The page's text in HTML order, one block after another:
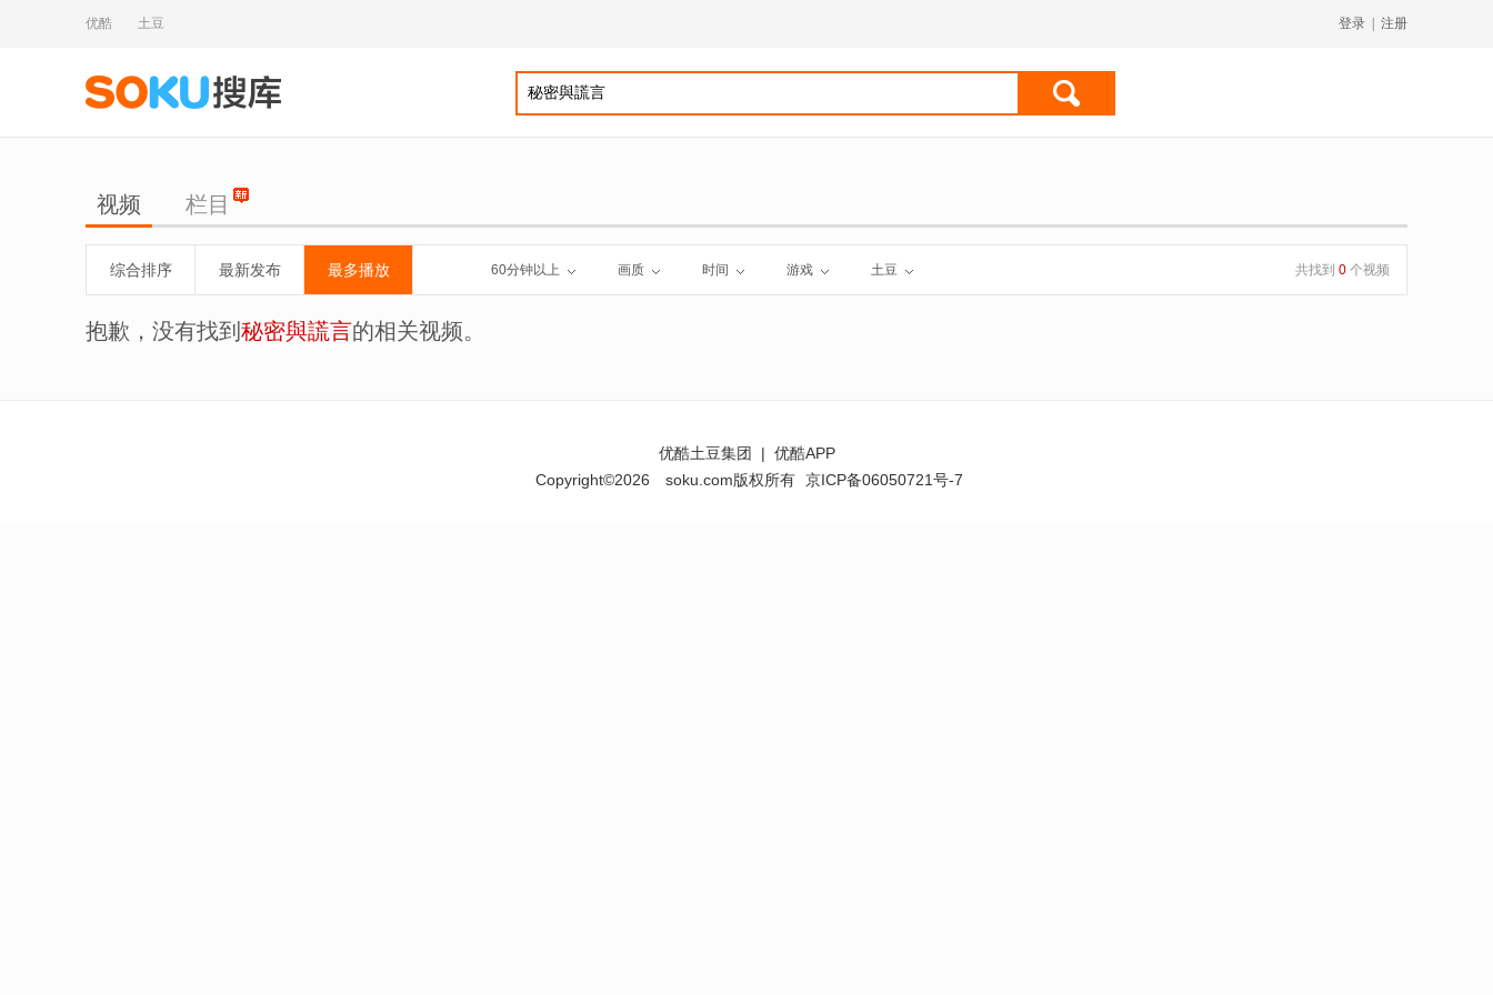
优酷 土豆 登录 注册
视频 栏目
综合排序 最新发布 最多播放 60分钟以上 画质 时间 游戏 土豆 共找到 0 个视频
抱歉，没有找到 秘密與謊言的相关视频。
优酷土豆集团 | 优酷APP
Copyright©2026
soku.com版权所有 京ICP备06050721号-7